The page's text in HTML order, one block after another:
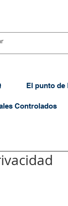
El punto de
Controlados